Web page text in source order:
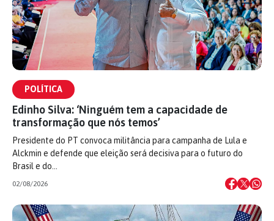
POLÍTICA
Edinho Silva: ‘Ninguém tem a capacidade de
transformação que nós temos’
Presidente do PT convoca militância para campanha de Lula e
Alckmin e defende que eleição será decisiva para o futuro do
Brasil e do…
02/08/2026